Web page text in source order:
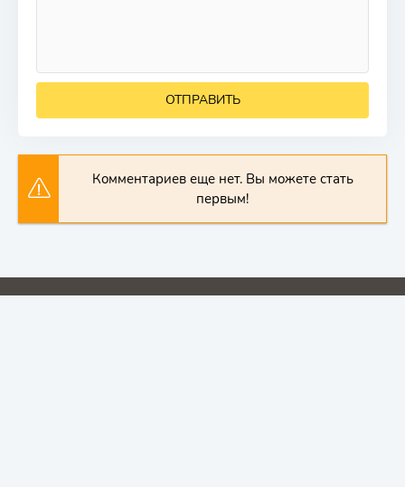
ОТПРАВИТЬ
Комментариев еще нет. Вы можете стать
первым!